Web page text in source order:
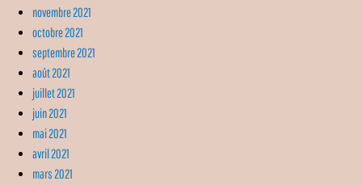
novembre 2021
octobre 2021
septembre 2021
août 2021
juillet 2021
juin 2021
mai 2021
avril 2021
mars 2021